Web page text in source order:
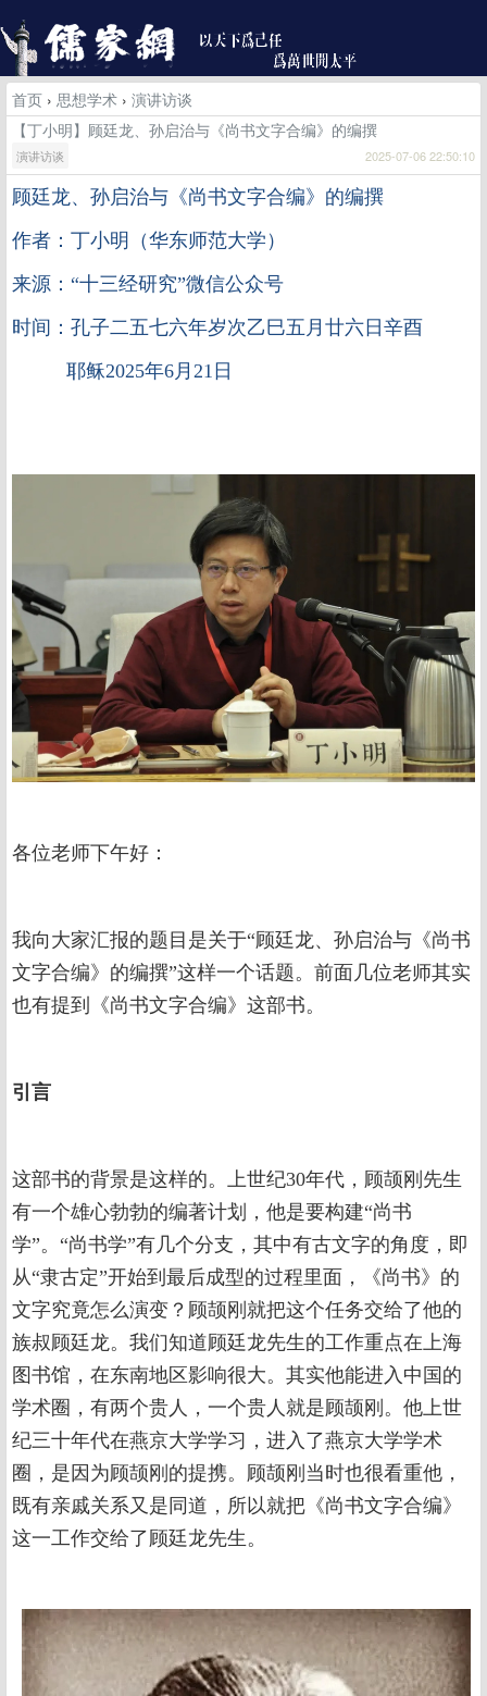
首页 › 思想学术 › 演讲访谈
【丁小明】顾廷龙、孙启治与《尚书文字合编》的编撰
演讲访谈 2025-07-06 22:50:10
顾廷龙、孙启治与《尚书文字合编》的编撰
作者：丁小明（华东师范大学）
来源：“十三经研究”微信公众号
时间：孔子二五七六年岁次乙巳五月廿六日辛酉
耶稣2025年6月21日
各位老师下午好：
我向大家汇报的题目是关于“顾廷龙、孙启治与《尚书
文字合编》的编撰”这样一个话题。前面几位老师其实
也有提到《尚书文字合编》这部书。
引言
这部书的背景是这样的。上世纪30年代，顾颉刚先生
有一个雄心勃勃的编著计划，他是要构建“尚书
学”。“尚书学”有几个分支，其中有古文字的角度，即
从“隶古定”开始到最后成型的过程里面，《尚书》的
文字究竟怎么演变？顾颉刚就把这个任务交给了他的
族叔顾廷龙。我们知道顾廷龙先生的工作重点在上海
图书馆，在东南地区影响很大。其实他能进入中国的
学术圈，有两个贵人，一个贵人就是顾颉刚。他上世
纪三十年代在燕京大学学习，进入了燕京大学学术
圈，是因为顾颉刚的提携。顾颉刚当时也很看重他，
既有亲戚关系又是同道，所以就把《尚书文字合编》
这一工作交给了顾廷龙先生。